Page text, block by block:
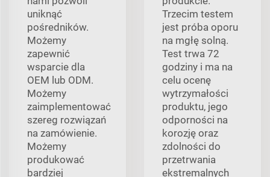
uniknąć
pośredników.
Możemy
zapewnić
wsparcie dla
OEM lub ODM.
Możemy
zaimplementować
szereg rozwiązań
na zamówienie.
Możemy
produkować
bardziej
Trzecim testem
jest próba oporu
na mgłę solną.
Test trwa 72
godziny i ma na
celu ocenę
wytrzymałości
produktu, jego
odporności na
korozję oraz
zdolności do
przetrwania
ekstremalnych